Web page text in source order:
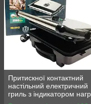
Притискної контактний
настільний електричний
гриль з індикатором
Rainberg RB-5412 2800W